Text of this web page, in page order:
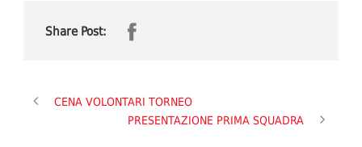
Share Post:
CENA VOLONTARI TORNEO
PRESENTAZIONE PRIMA SQUADRA